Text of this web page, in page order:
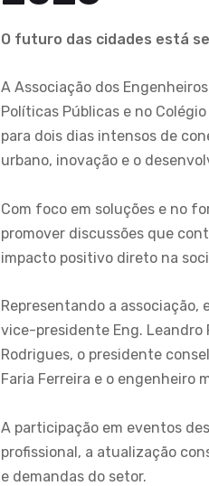
O futuro das cidades está
A Associação dos
Políticas Públicas e no
para dois dias intensos de
urbano, inovação e o
Com foco em soluções e no
promover discussões que
impacto positivo direto na
Representando a
vice-presidente Eng. Leandro
Rodrigues, o presidente
Faria Ferreira e o engenheiro
A participação em eventos
profissional, a atualização
e demandas do setor.